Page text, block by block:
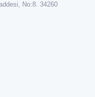
No:8. 34260